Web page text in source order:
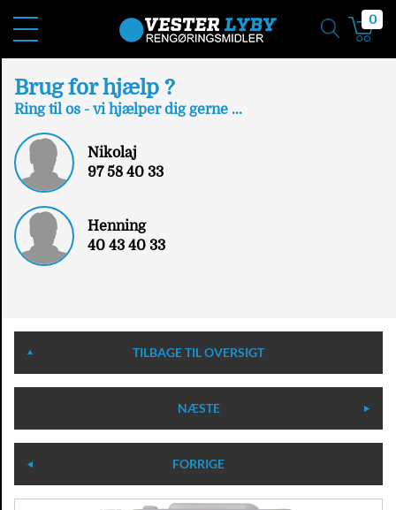
0
Brug for hjælp ?
Ring til os - vi hjælper dig gerne ...
Nikolaj
97 58 40 33
Henning
40 43 40 33
TILBAGE TIL OVERSIGT
NÆSTE
FORRIGE